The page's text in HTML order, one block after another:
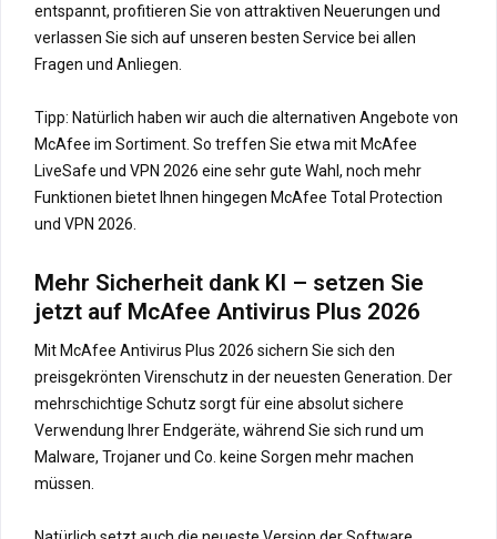
entspannt, profitieren Sie von attraktiven Neuerungen und
verlassen Sie sich auf unseren besten Service bei allen
Fragen und Anliegen.
Tipp: Natürlich haben wir auch die alternativen Angebote von
McAfee im Sortiment. So treffen Sie etwa mit McAfee
LiveSafe und VPN 2026 eine sehr gute Wahl, noch mehr
Funktionen bietet Ihnen hingegen McAfee Total Protection
und VPN 2026.
Mehr Sicherheit dank KI – setzen Sie
jetzt auf McAfee Antivirus Plus 2026
Mit McAfee Antivirus Plus 2026 sichern Sie sich den
preisgekrönten Virenschutz in der neuesten Generation. Der
mehrschichtige Schutz sorgt für eine absolut sichere
Verwendung Ihrer Endgeräte, während Sie sich rund um
Malware, Trojaner und Co. keine Sorgen mehr machen
müssen.